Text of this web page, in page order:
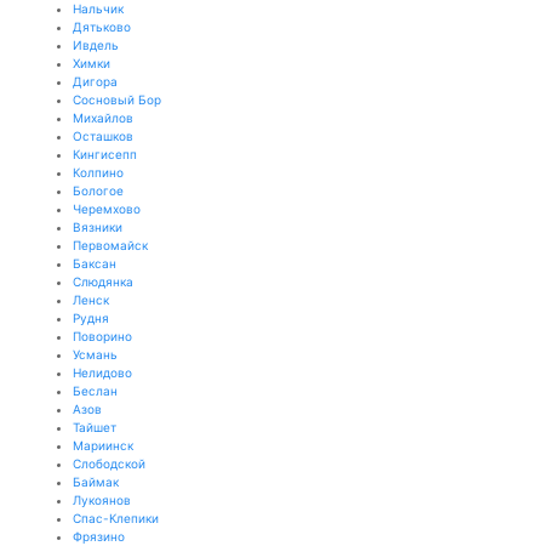
Нальчик
Дятьково
Ивдель
Химки
Дигора
Сосновый Бор
Михайлов
Осташков
Кингисепп
Колпино
Бологое
Черемхово
Вязники
Первомайск
Баксан
Слюдянка
Ленск
Рудня
Поворино
Усмань
Нелидово
Беслан
Азов
Тайшет
Мариинск
Слободской
Баймак
Лукоянов
Спас-Клепики
Фрязино